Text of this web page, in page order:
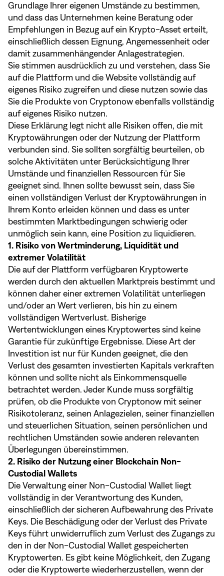
Grundlage Ihrer eigenen Umstände zu bestimmen,
und dass das Unternehmen keine Beratung oder
Empfehlungen in Bezug auf ein Krypto-Asset erteilt,
einschließlich dessen Eignung, Angemessenheit oder
damit zusammenhängender Anlagestrategien.
Sie stimmen ausdrücklich zu und verstehen, dass Sie
auf die Plattform und die Website vollständig auf
eigenes Risiko zugreifen und diese nutzen sowie das
Sie die Produkte von Cryptonow ebenfalls vollständig
auf eigenes Risiko nutzen.
Diese Erklärung legt nicht alle Risiken offen, die mit
Kryptowährungen oder der Nutzung der Plattform
verbunden sind. Sie sollten sorgfältig beurteilen, ob
solche Aktivitäten unter Berücksichtigung Ihrer
Umstände und finanziellen Ressourcen für Sie
geeignet sind. Ihnen sollte bewusst sein, dass Sie
einen vollständigen Verlust der Kryptowährungen in
Ihrem Konto erleiden können und dass es unter
bestimmten Marktbedingungen schwierig oder
unmöglich sein kann, eine Position zu liquidieren.
1. Risiko von Wertminderung, Liquidität und
extremer Volatilität
Die auf der Plattform verfügbaren Kryptowerte
werden durch den aktuellen Marktpreis bestimmt und
können daher einer extremen Volatilität unterliegen
und/oder an Wert verlieren, bis hin zu einem
vollständigen Wertverlust. Bisherige
Wertentwicklungen eines Kryptowertes sind keine
Garantie für zukünftige Ergebnisse. Diese Art der
Investition ist nur für Kunden geeignet, die den
Verlust des gesamten investierten Kapitals verkraften
können und sollte nicht als Einkommensquelle
betrachtet werden. Jeder Kunde muss sorgfältig
prüfen, ob die Produkte von Cryptonow mit seiner
Risikotoleranz, seinen Anlagezielen, seiner finanziellen
und steuerlichen Situation, seinen persönlichen und
rechtlichen Umständen sowie anderen relevanten
Überlegungen übereinstimmen.
2. Risiko der Nutzung einer Blockchain Non-
Custodial Wallets
Die Verwaltung einer Non-Custodial Wallet liegt
vollständig in der Verantwortung des Kunden,
einschließlich der sicheren Aufbewahrung des Private
Keys. Die Beschädigung oder der Verlust des Private
Keys führt unwiderruflich zum Verlust des Zugangs zu
den in der Non-Custodial Wallet gespeicherten
Kryptowerten. Es gibt keine Möglichkeit, den Zugang
oder die Kryptowerte wiederherzustellen, wenn der